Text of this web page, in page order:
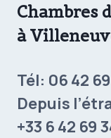
Chambres
à
Tél: 06 42
Depuis
+33 6 42 69